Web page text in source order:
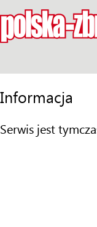
Informacja
Serwis jest